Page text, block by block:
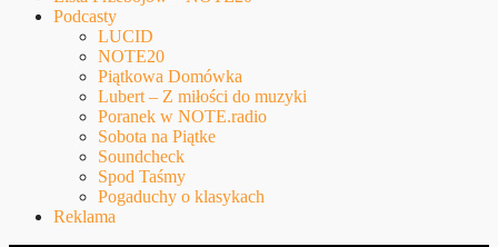
Podcasty
LUCID
NOTE20
Piątkowa Domówka
Lubert – Z miłości do muzyki
Poranek w NOTE.radio
Sobota na Piątke
Soundcheck
Spod Taśmy
Pogaduchy o klasykach
Reklama